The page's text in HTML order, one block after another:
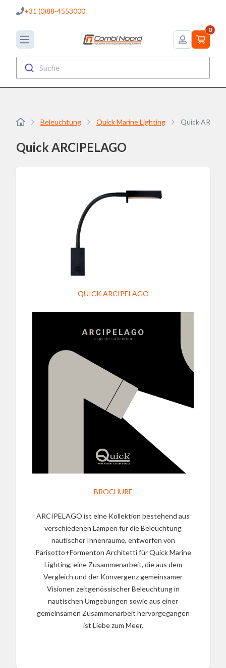
+31 (0)88-4553000
0
Suche
Beleuchtung Quick Marine Lighting Quick
Quick ARCIPELAGO
QUICK ARCIPELAGO
- BROCHURE -
ARCIPELAGO ist eine Kollektion bestehend aus
verschiedenen Lampen für die Beleuchtung
nautischer Innenräume, entworfen von
Parisotto+Formenton Architetti für Quick Marine
Lighting, eine Zusammenarbeit, die aus dem
Vergleich und der Konvergenz gemeinsamer
Visionen zeitgenössischer Beleuchtung in
nautischen Umgebungen sowie aus einer
gemeinsamen Zusammenarbeit hervorgegangen
ist Liebe zum Meer.